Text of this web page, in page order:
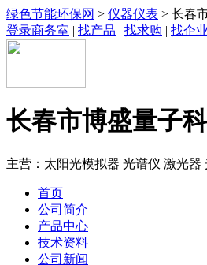
绿色节能环保网 > 仪器仪表 > 长春
登录商务室 | 找产品 | 找求购 | 找企业
长春市博盛量子
主营：太阳光模拟器 光谱仪 激光器
首页
公司简介
产品中心
技术资料
公司新闻